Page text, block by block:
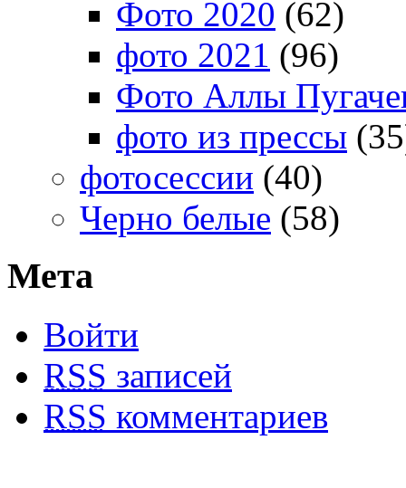
Фото 2020 (62)
фото 2021 (96)
Фото Аллы
фото из прессы
фотосессии (40)
Черно белые (58)
Мета
Войти
RSS записей
RSS комментариев